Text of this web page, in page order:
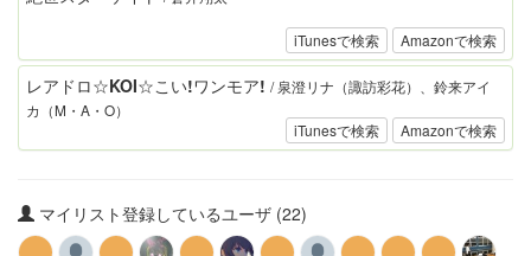
iTunesで検索 Amazonで検索
iTunesで検索 Amazonで検索
レアドロ☆KOI☆こい!ワンモア! / 泉澄リナ（諏訪彩花）、鈴来アイ
カ（M・A・O）
マイリスト登録しているユーザ (22)